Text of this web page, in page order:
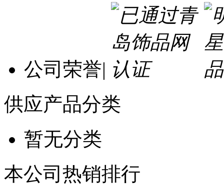
公司荣誉|
供应产品分类
暂无分类
本公司热销排行